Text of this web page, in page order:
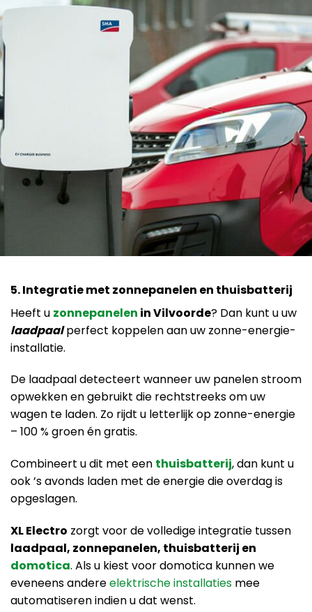
5. Integratie met zonnepanelen en thuisbatterij
Heeft u zonnepanelen in Vilvoorde? Dan kunt u uw
laadpaalperfect koppelen aan uw zonne-energie-
installatie.
De laadpaal detecteert wanneer uw panelen stroom
opwekken en gebruikt die rechtstreeks om uw
wagen te laden. Zo rijdt u letterlijk op zonne-energie
– 100 % groen én gratis.
Combineert u dit met een thuisbatterij, dan kunt u
ook ’s avonds laden met de energie die overdag is
opgeslagen.
XL Electro zorgt voor de volledige integratie tussen
laadpaal, zonnepanelen, thuisbatterij en
domotica. Als u kiest voor domotica kunnen we
eveneens andereelektrische installaties mee
automatiseren indien u dat wenst.